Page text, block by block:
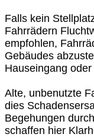
Falls kein
Fahrrädern
empfohlen,
Gebäudes
Hauseingang
Alte, unbenutzte
dies
Begehungen
schaffen hier